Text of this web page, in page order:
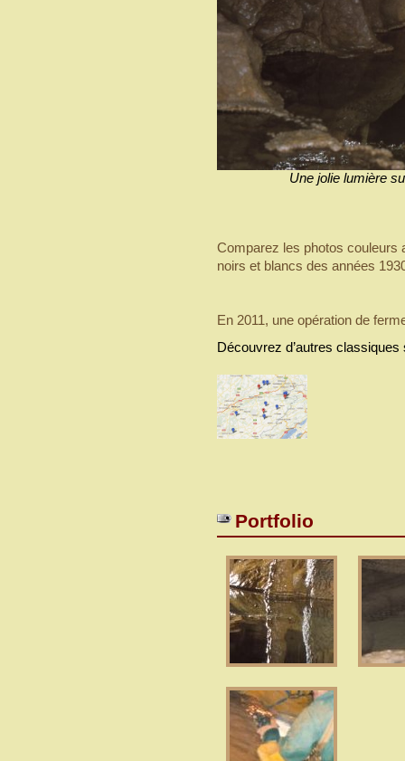
Une jolie lumière
Comparez les photos couleurs
noirs et blancs des années
En 2011, une opération de
Découvrez d’autres
Portfolio